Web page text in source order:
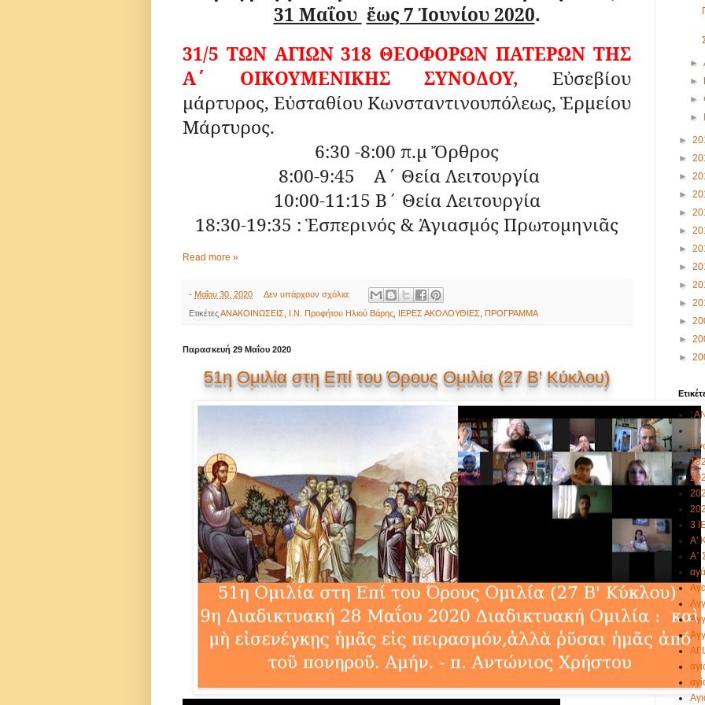
31 Μαΐου ἔως 7 Ἰουνίου 2020.
31/5 ΤΩΝ ΑΓΙΩΝ 318 ΘΕΟΦΟΡΩΝ ΠΑΤΕΡΩΝ ΤΗΣ
Α΄ ΟΙΚΟΥΜΕΝΙΚΗΣ ΣΥΝΟΔΟΥ, Εὐσεβίου
μάρτυρος, Εὐσταθίου Κωνσταντινουπόλεως, Ἑρμείου
Μάρτυρος.
6:30 -8:00 π.μ Ὄρθρος
8:00-9:45
Α΄ Θεία Λειτουργία
10:00-11:15 Β΄ Θεία Λειτουργία
18:30-19:35 : Ἑσπερινός & Ἀγιασμός Πρωτομηνιᾶς
Read more »
- Μαΐου 30, 2020 Δεν υπάρχουν σχόλια:
ΕτικέτεςΑΝΑΚΟΙΝΩΣΕΙΣ Ι.Ν. Προφήτου Ηλιού Βάρης ΙΕΡΕΣ ΑΚΟΛΟΥΘΙΕΣ ΠΡΟΓΡΑΜΜΑ
Παρασκευή 29 Μαΐου 2020
51η Ομιλία στη Επί του Όρους Ομιλία (27 B' Kύκλου)
►
►
►
►
►
►
►
►
►
►
►
►
►
►
►
►
►
:
[
1
3
Α'
Α΄